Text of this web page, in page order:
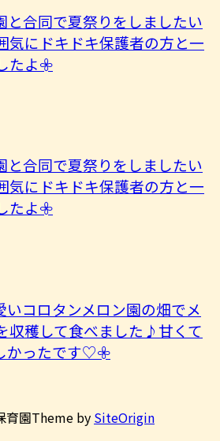
合同で夏祭りをしましたい
気にドキドキ保護者の方と一
たよ︎𖧷
合同で夏祭りをしましたい
気にドキドキ保護者の方と一
たよ︎𖧷
コロタンメロン園の畑でメ
収穫して食べました♪甘くて
かったです♡𖧷
育園Theme by SiteOrigin